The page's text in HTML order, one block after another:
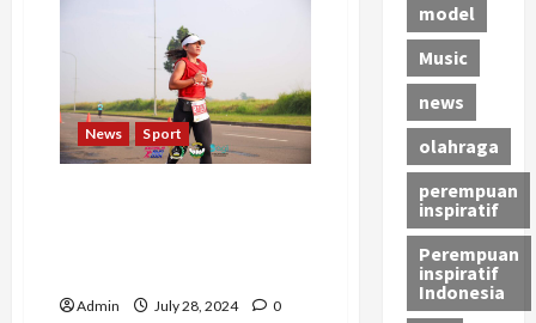
Berkebun,
Endi
Octavia
Temukan
Keseimbangan
Hidup
yang
Positif
News Sport
Admin July 28, 2024 0
model
Music
news
olahraga
perempuan
inspiratif
Perempuan
inspiratif
Indonesia